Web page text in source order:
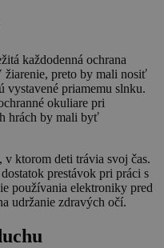
každodenná ochrana
žiarenie, preto by mali nosiť
vystavené priamemu slnku.
okuliare pri
hrách by mali byť
ktorom deti trávia svoj čas.
prestávok pri práci s
používania elektroniky pred
udržanie zdravých očí.